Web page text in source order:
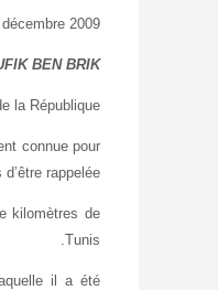
2009
BEN BRIK
la République,
connue pour
rappelée.
kilomètres de
Tunis.
il a été